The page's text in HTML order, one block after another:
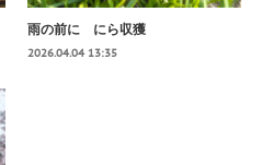
雨の前に にら収獲
2026.04.04 13:35